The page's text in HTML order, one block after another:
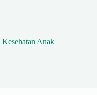
Kesehatan Anak